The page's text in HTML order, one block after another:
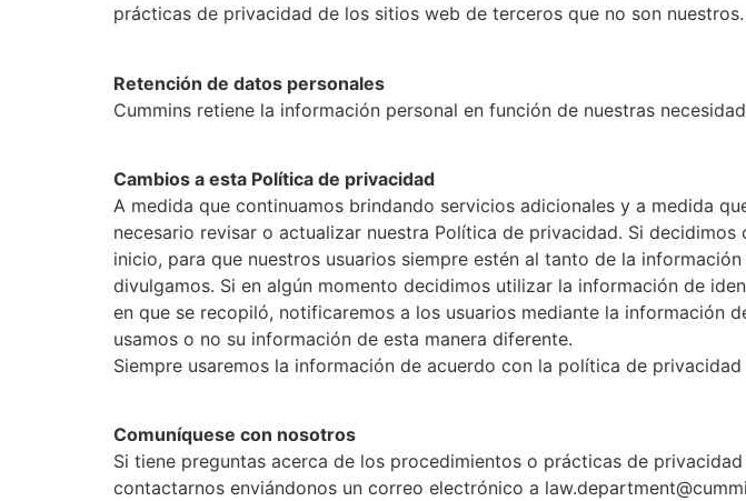
prácticas de privacidad de los sitios web de terceros que no son nuestros.
Retención de datos personales
Cummins retiene la información personal en función de nuestras
Cambios a esta Política de privacidad
A medida que continuamos brindando servicios adicionales y a medida
necesario revisar o actualizar nuestra Política de privacidad. Si
inicio, para que nuestros usuarios siempre estén al tanto de la
divulgamos. Si en algún momento decidimos utilizar la información de
en que se recopiló, notificaremos a los usuarios mediante la información
usamos o no su información de esta manera diferente.
Siempre usaremos la información de acuerdo con la política de
Comuníquese con nosotros
Si tiene preguntas acerca de los procedimientos o prácticas de
contactarnos enviándonos un correo electrónico a